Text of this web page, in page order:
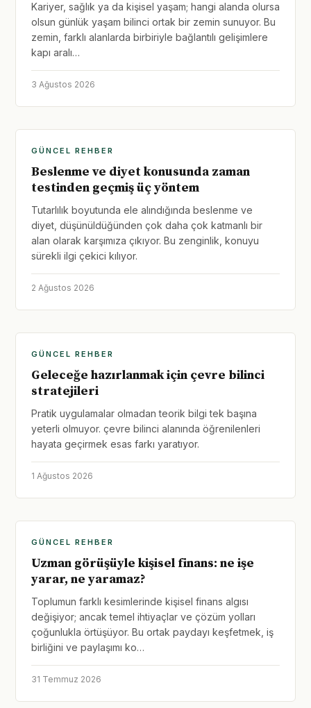
Kariyer, sağlık ya da kişisel yaşam; hangi alanda olursa
olsun günlük yaşam bilinci ortak bir zemin sunuyor. Bu
zemin, farklı alanlarda birbiriyle bağlantılı gelişimlere
kapı aralı…
3 Ağustos 2026
GÜNCEL REHBER
Beslenme ve diyet konusunda zaman
testinden geçmiş üç yöntem
Tutarlılık boyutunda ele alındığında beslenme ve
diyet, düşünüldüğünden çok daha çok katmanlı bir
alan olarak karşımıza çıkıyor. Bu zenginlik, konuyu
sürekli ilgi çekici kılıyor.
2 Ağustos 2026
GÜNCEL REHBER
Geleceğe hazırlanmak için çevre bilinci
stratejileri
Pratik uygulamalar olmadan teorik bilgi tek başına
yeterli olmuyor. çevre bilinci alanında öğrenilenleri
hayata geçirmek esas farkı yaratıyor.
1 Ağustos 2026
GÜNCEL REHBER
Uzman görüşüyle kişisel finans: ne işe
yarar, ne yaramaz?
Toplumun farklı kesimlerinde kişisel finans algısı
değişiyor; ancak temel ihtiyaçlar ve çözüm yolları
çoğunlukla örtüşüyor. Bu ortak paydayı keşfetmek, iş
birliğini ve paylaşımı ko…
31 Temmuz 2026